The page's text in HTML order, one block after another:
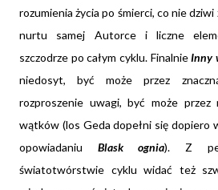
rozumienia życia po śmierci, co nie
nurtu samej Autorce i liczne
szczodrze po całym cyklu. FinalnieInny
niedosyt, być może przez
rozproszenie uwagi, być może przez
wątków (los Geda dopełni się dopiero
opowiadaniu Blask ognia). Z
światotwórstwie cyklu widać też